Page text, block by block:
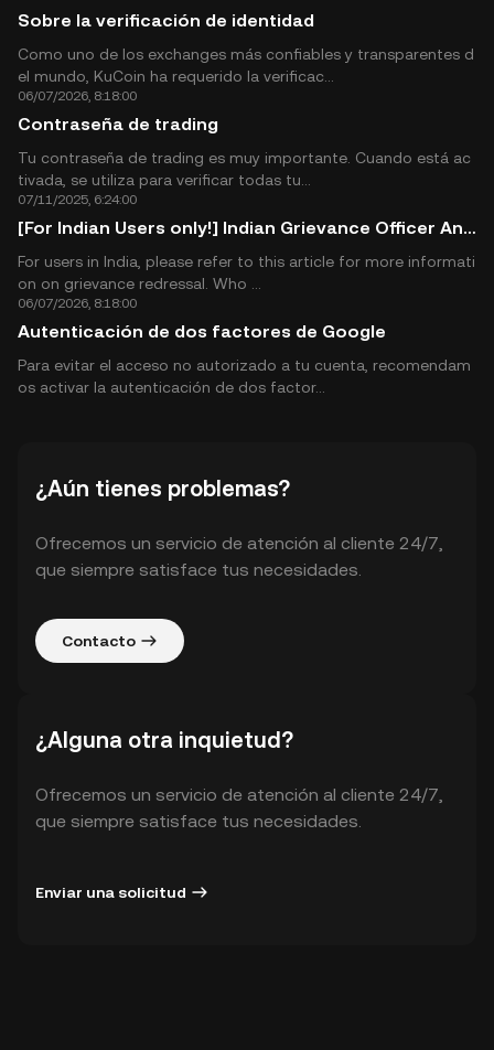
Sobre la verificación de identidad
Como uno de los exchanges más confiables y transparentes d
el mundo, KuCoin ha requerido la verificac...
06/07/2026, 8:18:00
Contraseña de trading
Tu contraseña de trading es muy importante. Cuando está ac
tivada, se utiliza para verificar todas tu...
07/11/2025, 6:24:00
[For Indian Users only!] Indian Grievance Officer Announcement
For users in India, please refer to this article for more informati
on on grievance redressal. Who ...
06/07/2026, 8:18:00
Autenticación de dos factores de Google
Para evitar el acceso no autorizado a tu cuenta, recomendam
os activar la autenticación de dos factor...
¿Aún tienes problemas?
Ofrecemos un servicio de atención al cliente 24/7,
que siempre satisface tus necesidades.
Contacto
¿Alguna otra inquietud?
Ofrecemos un servicio de atención al cliente 24/7,
que siempre satisface tus necesidades.
Enviar una solicitud